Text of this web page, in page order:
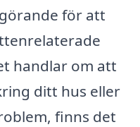
för att
handlar om att
ditt hus eller
finns det